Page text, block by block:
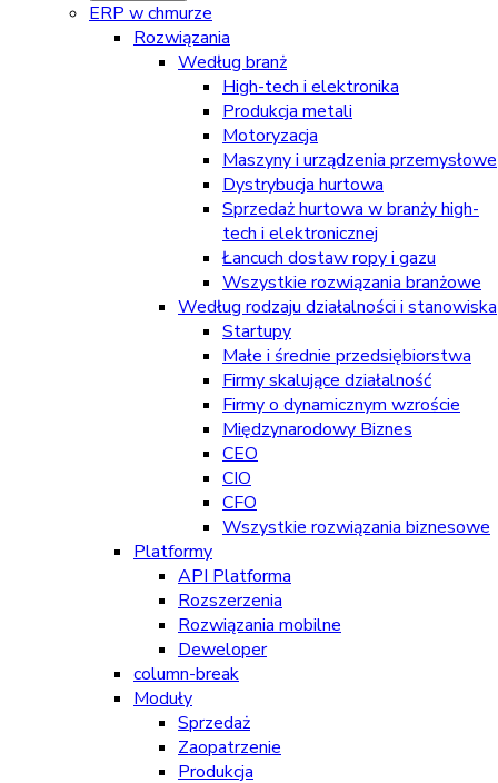
ERP w chmurze
Rozwiązania
Według branż
High-tech i elektronika
Produkcja metali
Motoryzacja
Maszyny i urządzenia przemysłowe
Dystrybucja hurtowa
Sprzedaż hurtowa w branży high-
tech i elektronicznej
Łancuch dostaw ropy i gazu
Wszystkie rozwiązania branżowe
Według rodzaju działalności i stanowiska
Startupy
Małe i średnie przedsiębiorstwa
Firmy skalujące działalność
Firmy o dynamicznym wzroście
Międzynarodowy Biznes
CEO
CIO
CFO
Wszystkie rozwiązania biznesowe
Platformy
API Platforma
Rozszerzenia
Rozwiązania mobilne
Deweloper
column-break
Moduły
Sprzedaż
Zaopatrzenie
Produkcja